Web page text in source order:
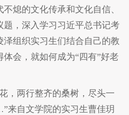
熄的文化传承和文化自信、
题，深入学习习近平总书记考
泽组织实习生们结合自己的教
会，就如何成为“四有”好老
，两行整齐的桑树，尽头一
来自文学院的实习生曹佳玥